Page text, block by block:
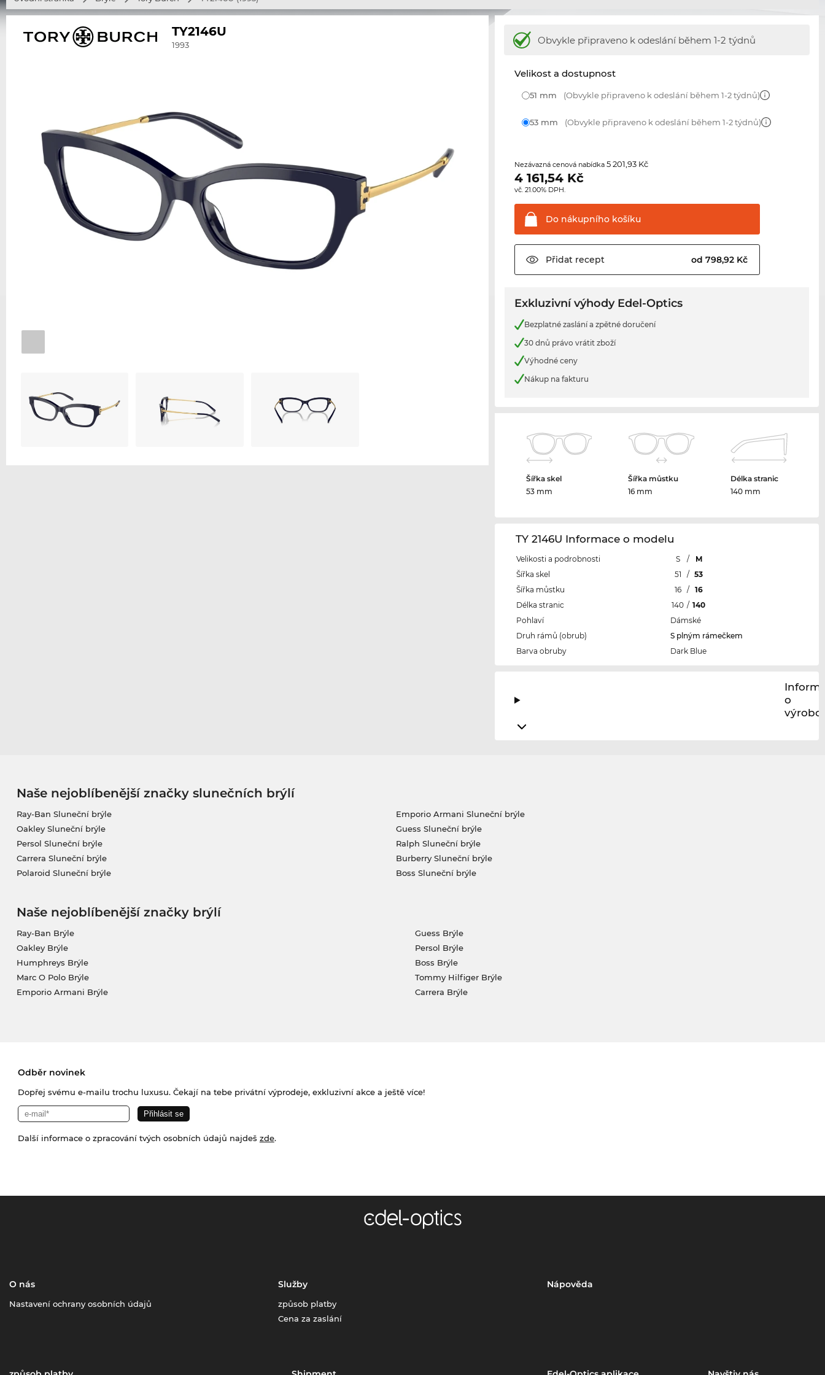
TY2146U
1993 Obvykle připraveno k odeslání během 1-2 týdnů
Velikost a dostupnost
51 mm (Obvykle připraveno k odeslání během 1-2 týdnů)
53 mm (Obvykle připraveno k odeslání během 1-2 týdnů)
Nezávazná cenová nabídka5 201,93 Kč
4 161,54 Kč
vč. 21.00% DPH.
Do nákupního košíku
Přidat recept od 798,92 Kč
Exkluzivní výhody Edel-Optics
Bezplatné zaslání a zpětné doručení
30 dnů právo vrátit zboží
Výhodné ceny
Nákup na fakturu
Šířka skel
53 mm
Šířka můstku
16 mm
Délka stranic
140 mm
TY 2146U Informace o modelu
Velikosti a podrobnosti S /
M
Šířka skel
51 / 53
Šířka můstku
16 / 16
Délka stranic
140 / 140
Pohlaví
Dámské
Druh rámů (obrub)
S plným rámečkem
Barva obruby
Dark Blue
o
výrobci
Naše nejoblíbenější značky slunečních brýlí
Ray-Ban Sluneční brýle
Oakley Sluneční brýle
Persol Sluneční brýle
Carrera Sluneční brýle
Polaroid Sluneční brýle
Emporio Armani Sluneční brýle
Guess Sluneční brýle
Ralph Sluneční brýle
Burberry Sluneční brýle
Boss Sluneční brýle
Naše nejoblíbenější značky brýlí
Ray-Ban Brýle
Oakley Brýle
Humphreys Brýle
Marc O Polo Brýle
Emporio Armani Brýle
Guess Brýle
Persol Brýle
Boss Brýle
Tommy Hilfiger Brýle
Carrera Brýle
Odběr novinek
Dopřej svému e-mailu trochu luxusu. Čekají na tebe privátní výprodeje, exkluzivní akce a ještě více!
Další informace o zpracování tvých osobních údajů najdeš zde.
O nás
Nastavení ochrany osobních údajů
Služby
způsob platby
Cena za zaslání
Nápověda